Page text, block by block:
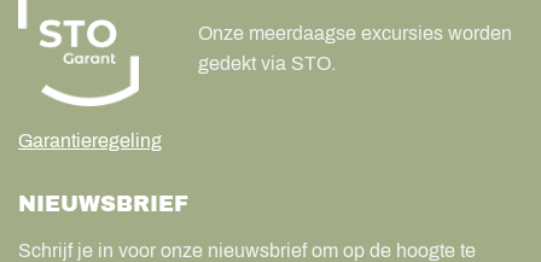
Garantieregeling
Onze meerdaagse excursies worden
gedekt via STO.
NIEUWSBRIEF
Schrijf je in voor onze nieuwsbrief om op de hoogte te